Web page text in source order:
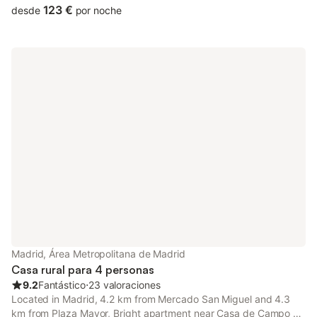
Station, 6.1 km from Gran Via and 6.
desde 123 € por noche
Madrid, Área Metropolitana de Madrid
Casa rural para 4 personas
9.2Fantástico⋅23 valoraciones
Located in Madrid, 4.2 km from Mercado San Miguel and 4.3
km from Plaza Mayor, Bright apartment near Casa de Campo by